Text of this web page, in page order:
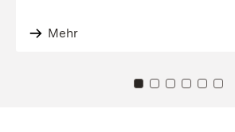
Mehr
Zu Kachel: 0
Zu Kachel: 1
ZuZuZu